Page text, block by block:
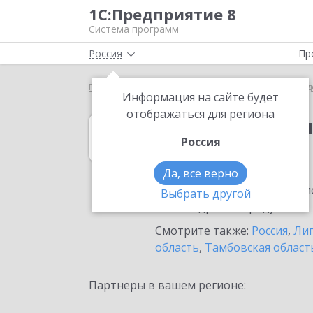
1С:Предприятие 8
Система программ
Россия
Информация на сайте будет
отображаться для региона
Россия
Да, все верно
Выбрать другой
Главная 1С:Бухгалтерия государственного
в Грязях
Ознакомьтесь с
Смотрите также: Россия,
область, Тамбовская
Партнеры в вашем регионе: